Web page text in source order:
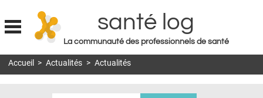
Jump to navigation
santé log
La communauté des professionnels de santé
MON COMPTE
Accueil > Actualités > Actualités